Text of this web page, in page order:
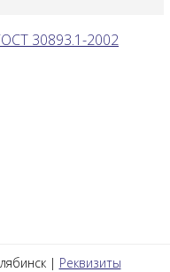
30893.1-2002
| Реквизиты